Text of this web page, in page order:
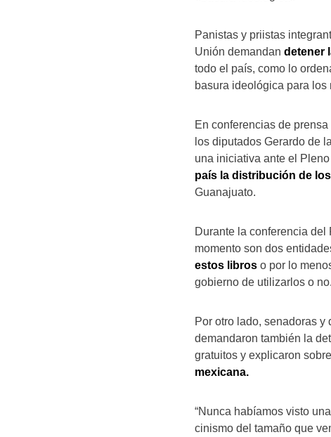
Panistas y priistas
Unión demandan detener
todo el país, como lo
basura ideológica para
En conferencias de
los diputados Gerardo de
una iniciativa ante el
país la distribución de
Guanajuato.
Durante la conferencia del
momento son dos
estos libros o por lo
gobierno de utilizarlos o no.
Por otro lado, senadoras
demandaron también la
gratuitos y explicaron
mexicana.
“Nunca habíamos visto
cinismo del tamaño que